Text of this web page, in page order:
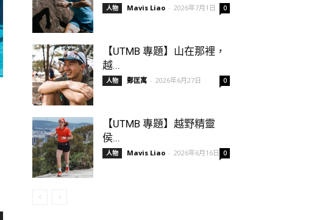
人物 Mavis Liao - 2026年7月1日 0
【UTMB 專題】山在那裡，
越...
人物 鄭匡寓 - 2026年6月27日 0
【UTMB 專題】越野精靈
侯...
人物 Mavis Liao - 2026年6月16日 0